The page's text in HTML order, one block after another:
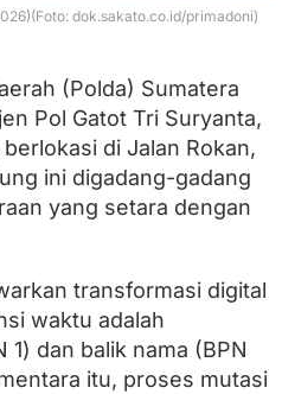
dok.sakato.co.id/primadoni)
(Polda) Sumatera
Pol Gatot Tri Suryanta,
di Jalan Rokan,
ini digadang-gadang
yang setara dengan
transformasi digital
waktu adalah
dan balik nama (BPN
itu, proses mutasi